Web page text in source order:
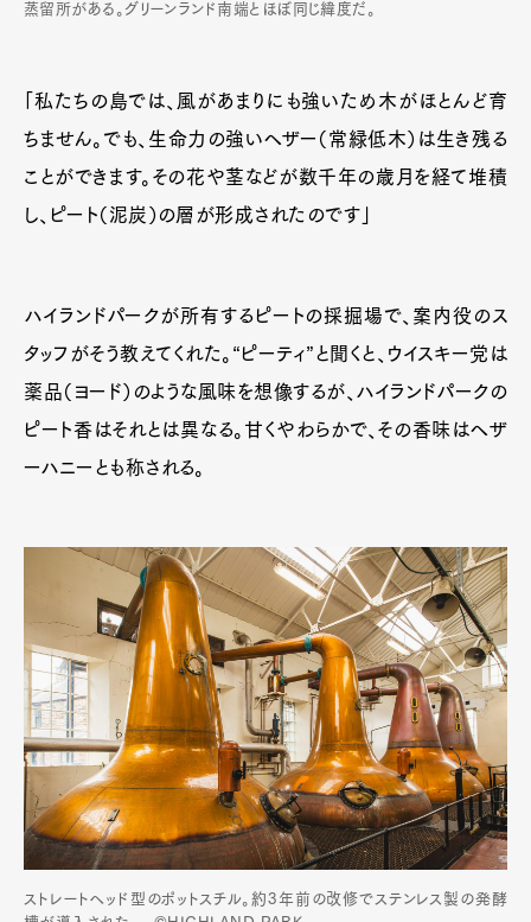
蒸留所がある。グリーンランド南端とほぼ同じ緯度だ。
「私たちの島では、風があまりにも強いため木がほとんど育
ちません。でも、生命力の強いヘザー（常緑低木）は生き残る
ことができます。その花や茎などが数千年の歳月を経て堆積
し、ピート（泥炭）の層が形成されたのです」
ハイランドパークが所有するピートの採掘場で、案内役のス
タッフがそう教えてくれた。“ピーティ”と聞くと、ウイスキー党は
薬品（ヨード）のような風味を想像するが、ハイランドパークの
ピート香はそれとは異なる。甘くやわらかで、その香味はヘザ
ーハニーとも称される。
ストレートヘッド型のポットスチル。約3年前の改修でステンレス製の発酵